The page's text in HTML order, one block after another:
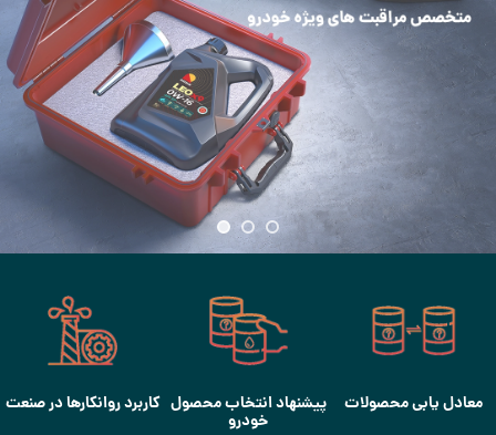
معادل یابی محصولات پیشنهاد انتخاب محصول
خودرو
کاربرد روانکارها در صنعت